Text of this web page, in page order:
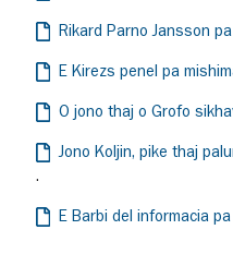
Rikard Parno Jansson
E Kirezs penel pa
O jono thaj o Grofo
Jono Koljin, pike thaj
.
E Barbi del informacia